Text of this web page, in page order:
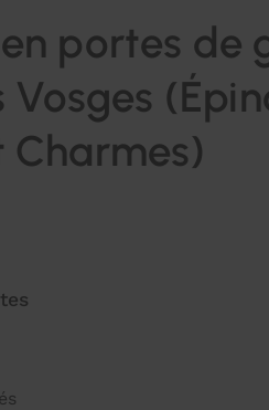
en portes de
Vosges
Charmes)